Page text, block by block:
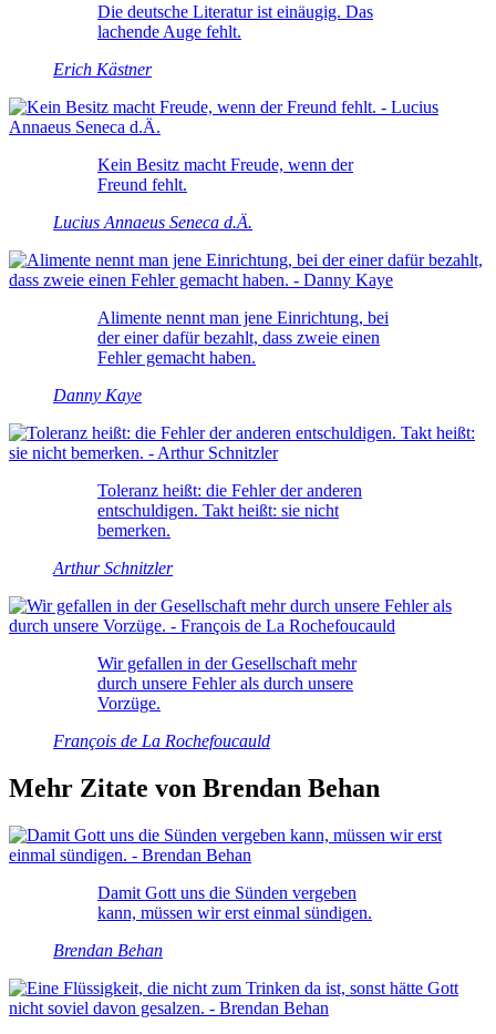
Die deutsche Literatur ist einäugig. Das
lachende Auge fehlt.
Erich Kästner
Kein Besitz macht Freude, wenn der
Freund fehlt.
Lucius Annaeus Seneca d.Ä.
Alimente nennt man jene Einrichtung, bei
der einer dafür bezahlt, dass zweie einen
Fehler gemacht haben.
Danny Kaye
Toleranz heißt: die Fehler der anderen
entschuldigen. Takt heißt: sie nicht
bemerken.
Arthur Schnitzler
Wir gefallen in der Gesellschaft mehr
durch unsere Fehler als durch unsere
Vorzüge.
François de La Rochefoucauld
Mehr Zitate von Brendan Behan
Damit Gott uns die Sünden vergeben
kann, müssen wir erst einmal sündigen.
Brendan Behan